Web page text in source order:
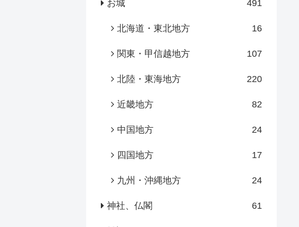
お城 491
北海道・東北地方 16
関東・甲信越地方 107
北陸・東海地方 220
近畿地方 82
中国地方 24
四国地方 17
九州・沖縄地方 24
神社、仏閣 61